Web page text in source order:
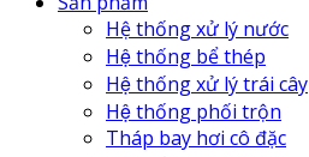
Hệ thống xử lý nước
Hệ thống bể thép
Hệ thống xử lý trái cây
Hệ thống phối trộn
Tháp bay hơi cô đặc